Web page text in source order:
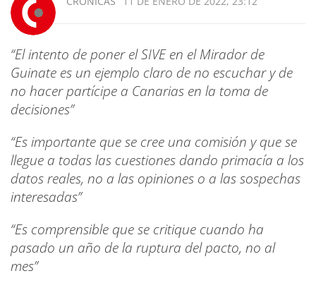
“El intento de poner el SIVE en el Mirador de
Guinate es un ejemplo claro de no escuchar y de
no hacer partícipe a Canarias en la toma de
decisiones”
“Es importante que se cree una comisión y que se
llegue a todas las cuestiones dando primacía a los
datos reales, no a las opiniones o a las sospechas
interesadas”
“Es comprensible que se critique cuando ha
pasado un año de la ruptura del pacto, no al
mes”